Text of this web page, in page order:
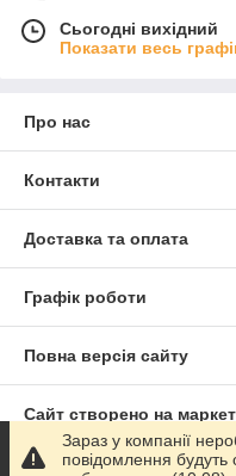
Сьогодні вихідний
Показати весь
Про нас
Контакти
Доставка та оплата
Графік роботи
Повна версія сайту
Сайт створено на
Зараз у компанії
повідомлення будуть